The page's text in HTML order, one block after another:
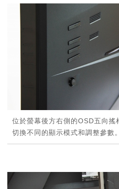
位於螢幕後方右側的OSD五向搖
切換不同的顯示模式和調整參數。